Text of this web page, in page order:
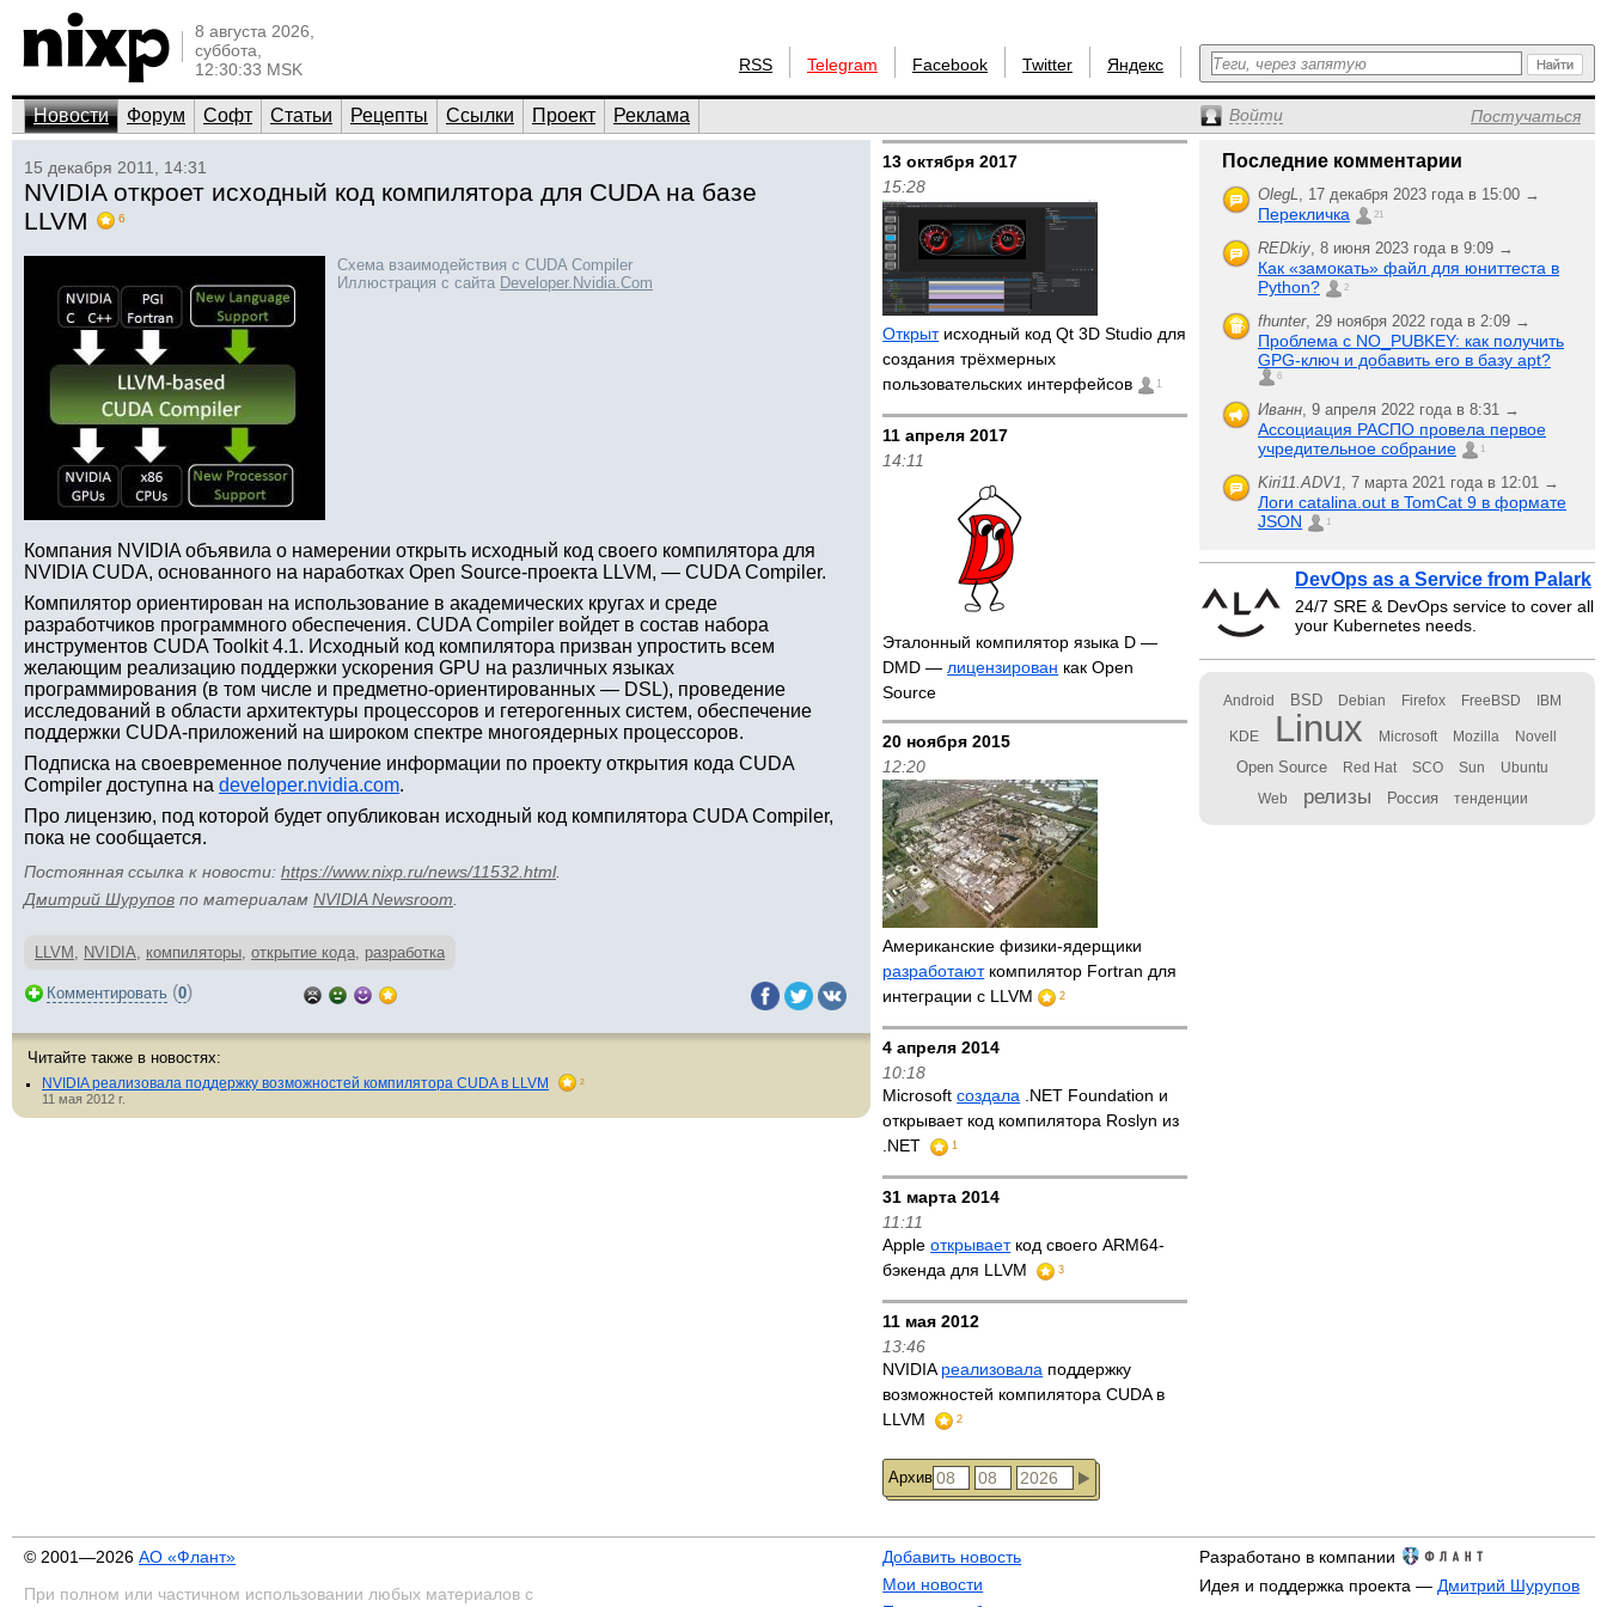
8 августа 2026,
суббота,
12:30:33 MSK
RSS Telegram Facebook Twitter Яндекс
Новости Форум Софт Статьи Рецепты Ссылки Проект Реклама Войти Постучаться
15 декабря 2011, 14:31
NVIDIA откроет исходный код компилятора для CUDA на базе
LLVM
6
Схема взаимодействия с CUDA Compiler
Иллюстрация с сайта Developer.Nvidia.Com
Компания NVIDIA объявила о намерении открыть исходный код своего компилятора для
NVIDIA CUDA, основанного на наработках Open Source-проекта LLVM, — CUDA Compiler.
Компилятор ориентирован на использование в академических кругах и среде
разработчиков программного обеспечения. CUDA Compiler войдет в состав набора
инструментов CUDA Toolkit 4.1. Исходный код компилятора призван упростить всем
желающим реализацию поддержки ускорения GPU на различных языках
программирования (в том числе и предметно-ориентированных — DSL), проведение
исследований в области архитектуры процессоров и гетерогенных систем, обеспечение
поддержки CUDA-приложений на широком спектре многоядерных процессоров.
Подписка на своевременное получение информации по проекту открытия кода CUDA
Compiler доступна на developer.nvidia.com.
Про лицензию, под которой будет опубликован исходный код компилятора CUDA Compiler,
пока не сообщается.
Постоянная ссылка к новости: https://www.nixp.ru/news/11532.html.
Дмитрий Шурупов по материалам NVIDIA Newsroom
LLVM , NVIDIA, компиляторы, открытие кода, разработка
Комментировать (0)
Читайте также в новостях:
NVIDIA реализовала поддержку возможностей компилятора CUDA в LLVM 2
11 мая 2012 г.
13 октября 2017
15:28
Открытисходный код Qt 3D Studio для
создания трёхмерных
пользовательских интерфейсов
1
11 апреля 2017
14:11
Эталонный компилятор языка D —
DMD — лицензирован как Open
Source
20 ноября 2015
12:20
Американские физики-ядерщики
разработаюткомпилятор Fortran для
интеграции с LLVM
2
4 апреля 2014
10:18
Microsoftсоздала .NET Foundation и
открывает код компилятора Roslyn из
.NET
1
31 марта 2014
11:11
Appleоткрываеткод своего ARM64-
бэкенда для LLVM
3
11 мая 2012
13:46
NVIDIA реализовала поддержку
возможностей компилятора CUDA в
LLVM
2
Архив
Последние комментарии
OlegL, 17 декабря 2023 года в 15:00 →
Перекличка 21
REDkiy, 8 июня 2023 года в 9:09 →
Как «замокать» файл для юниттеста в
Python?
2
fhunter, 29 ноября 2022 года в 2:09 →
Проблема с NO_PUBKEY: как получить
GPG-ключ и добавить его в базу apt?
6
Иванн, 9 апреля 2022 года в 8:31 →
Ассоциация РАСПО провела первое
учредительное собрание
1
Kiri11.ADV1, 7 марта 2021 года в 12:01 →
Логи catalina.out в TomCat 9 в формате
JSON
1
DevOps as a Service from Palark
24/7 SRE & DevOps service to cover all
your Kubernetes needs.
Android BSD Debian Firefox FreeBSD IBM
KDE Linux Microsoft Mozilla Novell
Open Source Red Hat SCO Sun Ubuntu
Web релизы Россия тенденции
© 2001—2026 АО «Флант»
При полном или частичном использовании любых материалов с
Добавить новость
Мои новости
Разработано в компании
Идея и поддержка проекта — Дмитрий Шурупов